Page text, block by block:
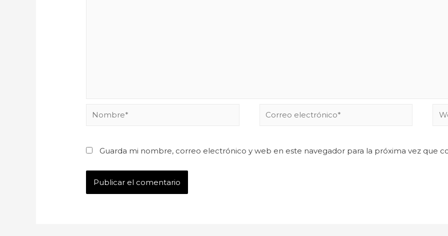
Guarda mi nombre, correo electrónico y web en este navegador para la próxima vez que